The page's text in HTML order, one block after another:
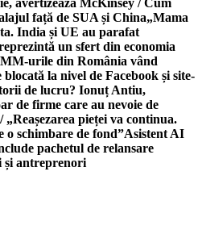
avertizează McKinsey / Cum
față de SUA și China„Mama
India și UE au parafat
un sfert din economia
urile din România vând
la nivel de Facebook și site-
de lucru? Ionuț Antiu,
de firme care au nevoie de
pieței va continua.
o schimbare de fond”Asistent AI
pachetul de relansare
și antreprenori